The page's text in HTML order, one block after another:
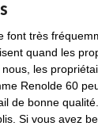
font très
quand les
les
Renolde 60
de bonne
Si vous avez